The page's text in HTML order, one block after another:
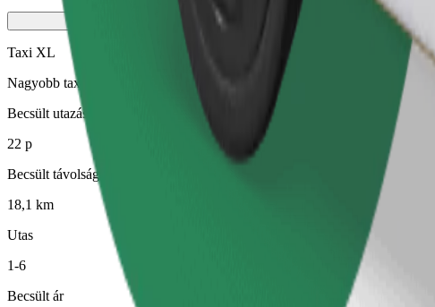
Taxi XL
Nagyobb taxik, amelyek 6 személy számára biztosítanak ülőhelyet
Becsült utazási idő
22 p
Becsült távolság
18,1 km
Utas
1-6
Becsült ár